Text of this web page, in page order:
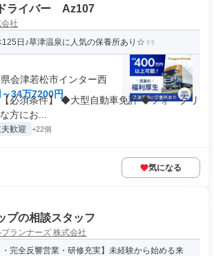
ライバー Az107
社
125日♪草津温泉に人気の保養所あり☆
会津若松市インター西
34万7200円
必須条件】 ◆大型自動車免許 ◆フォークリ
方にお...
歓迎 +22個
気になる
プの相談スタッフ
ランナーズ 株式会社
・完全反響営業・研修充実】未経験から始める来